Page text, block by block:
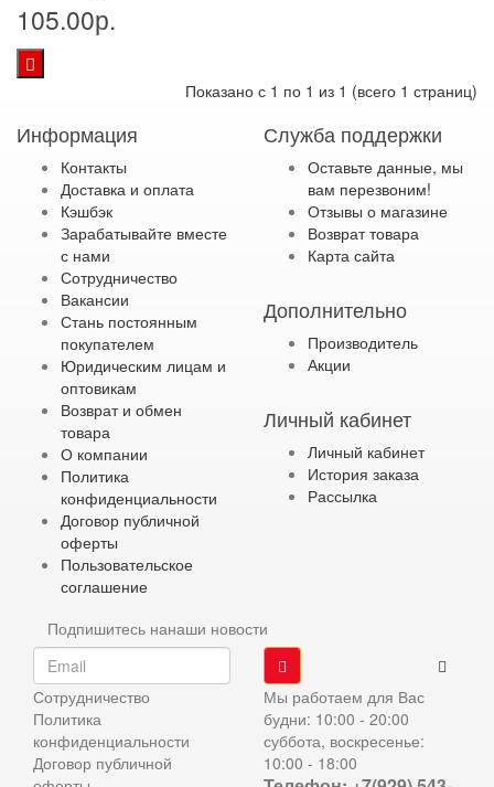
105.00р.
Показано с 1 по 1 из 1 (всего 1 страниц)
Информация
Контакты
Доставка и оплата
Кэшбэк
Зарабатывайте вместе
с нами
Сотрудничество
Вакансии
Стань постоянным
покупателем
Юридическим лицам и
оптовикам
Возврат и обмен
товара
О компании
Политика
конфиденциальности
Договор публичной
оферты
Пользовательское
соглашение
Служба поддержки
Оставьте данные, мы
вам перезвоним!
Отзывы о магазине
Возврат товара
Карта сайта
Дополнительно
Производитель
Акции
Личный кабинет
Личный кабинет
История заказа
Рассылка
Подпишитесь нанаши новости
Сотрудничество
Политика
конфиденциальности
Договор публичной
Мы работаем для Вас
будни: 10:00 - 20:00
суббота, воскресенье:
10:00 - 18:00